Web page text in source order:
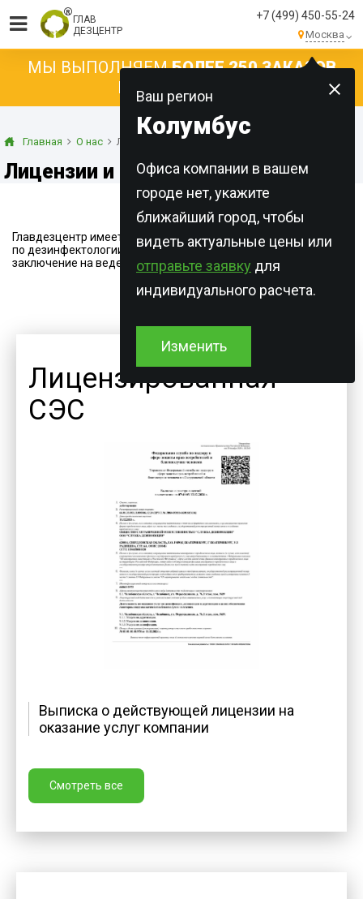
ГЛАВ
ДЕЗЦЕНТР
+7 (499) 450-55-24
Москва
Ваш регион
Колумбус
Офиса компании в вашем
городе нет, укажите
ближайший город, чтобы
видеть актуальные цены или
отправьте заявку для
индивидуального расчета.
Изменить
МЫ ВЫПОЛНЯЕМБОЛЕЕ 250 ЗАКАЗОВ
КАЖДЫЙ ДЕНЬ!
Главная О нас Лицензии и сертификаты
Лицензии и сертификаты
Главдезцентр имеет лицензию на медицинскую деятельность
по дезинфектологии, а также санитарно-эпидемиологическое
заключение на ведение соотвествующей деятельности.
Лицензированная
СЭС
Выписка о действующей лицензии на
оказание услуг компании
Смотреть все